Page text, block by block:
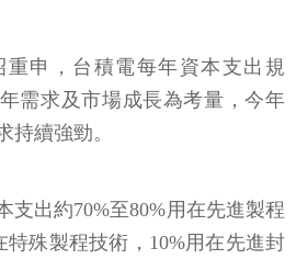
申，台積電每年資本支出規
需求及市場成長為考量，今年
持續強勁。
支出約70%至80%用在先進製程
特殊製程技術，10%用在先進封